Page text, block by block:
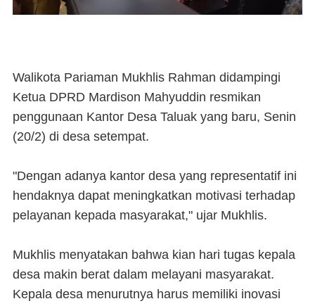
Walikota Pariaman Mukhlis Rahman didampingi
Ketua DPRD Mardison Mahyuddin resmikan
penggunaan Kantor Desa Taluak yang baru, Senin
(20/2) di desa setempat.
"Dengan adanya kantor desa yang representatif ini
hendaknya dapat meningkatkan motivasi terhadap
pelayanan kepada masyarakat," ujar Mukhlis.
Mukhlis menyatakan bahwa kian hari tugas kepala
desa makin berat dalam melayani masyarakat.
Kepala desa menurutnya harus memiliki inovasi